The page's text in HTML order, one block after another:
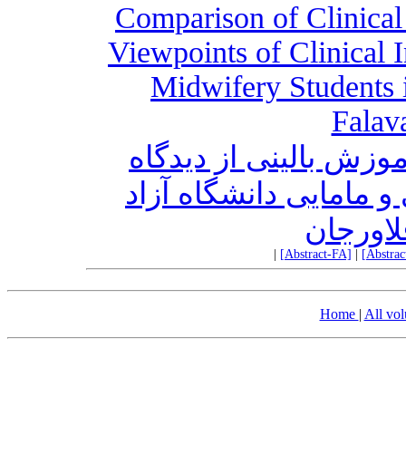
Comparison of
Viewpoints of Clinical
Midwifery
بالینی از دیدگاه
مامایی دانشگاه آزاد
[Abstract-FA]
Home | All